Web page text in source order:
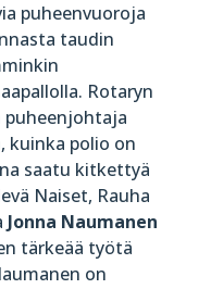
puheenvuoroja
taudin
Rotaryn
puheenjohtaja
kuinka polio on
saatu kitkettyä
Naiset, Rauha
Jonna Naumanen
tärkeää työtä
on